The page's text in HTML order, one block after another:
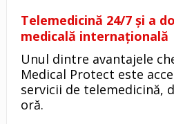
Telemedicină 24/7 și a
medicală internațională
Unul dintre avantajele
Medical Protect este
servicii de telemedicină,
oră.